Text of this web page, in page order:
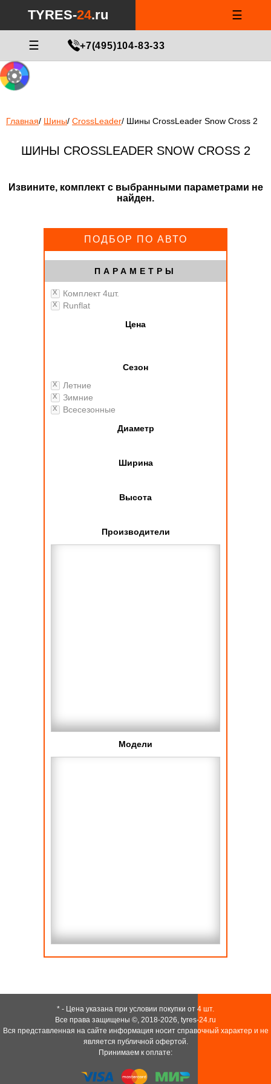
24.ru/html/catalog/controller/product/shinydiski.php
on line
TYRES-24.ru ☰
☰ +7(495)104-83-33
Главная/ Шины/ CrossLeader/ Шины CrossLeader Snow Cross 2
ШИНЫ CROSSLEADER SNOW CROSS 2
Извините, комплект с выбранными параметрами не
найден.
ПОДБОР ПО АВТО
ПАРАМЕТРЫ
Комплект 4шт.
Runflat
Цена
Сезон
Летние
Зимние
Всесезонные
Диаметр
Ширина
Высота
Производители
Модели
* - Цена указана при условии покупки от 4 шт.
Все права защищены ©, 2018-2026, tyres-24.ru
Вся представленная на сайте информация носит справочный характер и не
является публичной офертой.
Принимаем к оплате: